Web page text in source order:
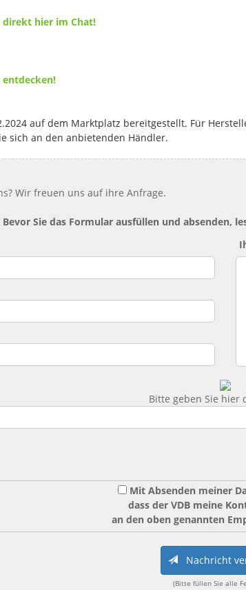
direkt hier im Chat!
auf dem Marktplatz bereitgestellt. Für
sich an den anbietenden Händler.
Wir freuen uns auf ihre Anfrage.
Bevor Sie das Formular ausfüllen und absenden,
Bitte geben Sie hier
Mit Absenden meiner
dass der VDB meine
an den oben genannten
Nachricht
(Bitte füllen Sie alle